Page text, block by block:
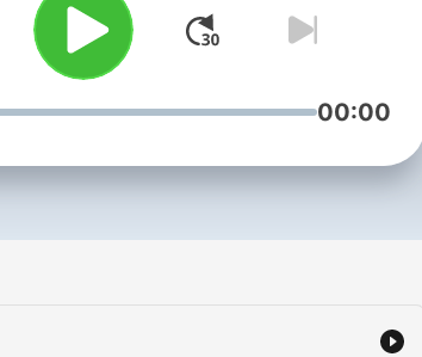
00:00